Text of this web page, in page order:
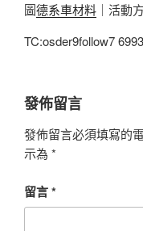
圖德系車材料 ｜活動
TC:osder9follow7
發佈留言
發佈留言必須填寫的
示為 *
留言*